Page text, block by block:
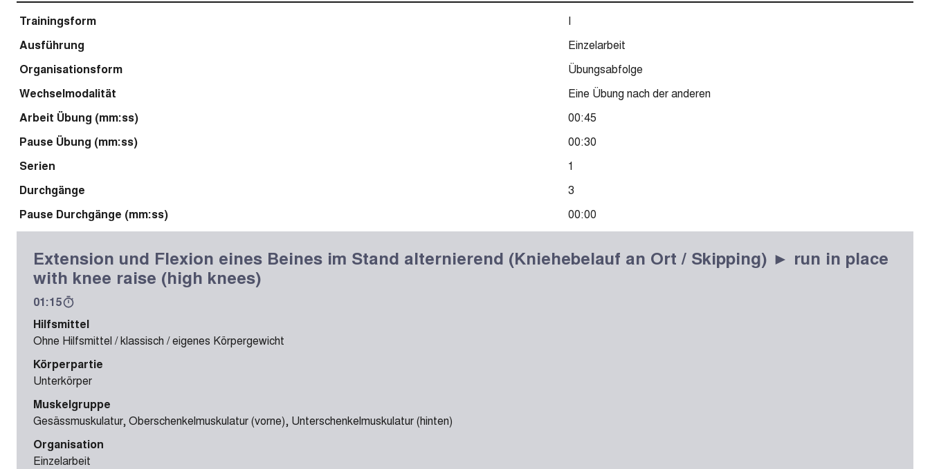
Trainingsform
I
Ausführung
Einzelarbeit
Organisationsform
Übungsabfolge
Wechselmodalität
Eine Übung nach der anderen
Arbeit Übung (mm:ss)
00:45
Pause Übung (mm:ss)
00:30
Serien
1
Durchgänge
3
Pause Durchgänge (mm:ss)
00:00
Extension und Flexion eines Beines im Stand alternierend (Kniehebelauf an Ort / Skipping) ► run in place
with knee raise (high knees)
01:15
Hilfsmittel
Ohne Hilfsmittel / klassisch / eigenes Körpergewicht
Körperpartie
Unterkörper
Muskelgruppe
Gesässmuskulatur, Oberschenkelmuskulatur (vorne), Unterschenkelmuskulatur (hinten)
Organisation
Einzelarbeit